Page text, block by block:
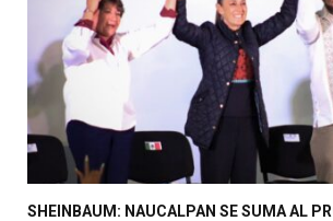
SHEINBAUM: NAUCALPAN SE SUMA AL